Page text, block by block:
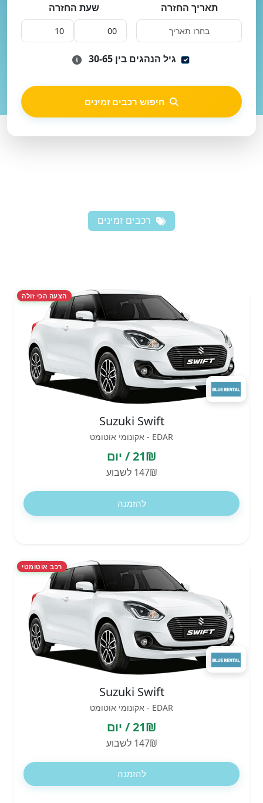
תאריך החזרה שעת החזרה
גיל הנהגים בין 30-65
חיפוש רכבים זמינים
רכבים זמינים
הצעה הכי זולה
Suzuki Swift
EDAR - אקונומי אוטומט
21₪ / יום
147₪ לשבוע
להזמנה
רכב אוטומטי
Suzuki Swift
EDAR - אקונומי אוטומט
21₪ / יום
147₪ לשבוע
להזמנה